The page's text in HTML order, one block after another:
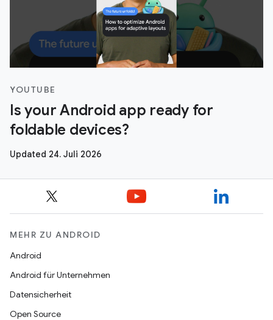
YOUTUBE
Is your Android app ready for
foldable devices?
Updated 24. Juli 2026
MEHR ZU ANDROID
Android
Android für Unternehmen
Datensicherheit
Open Source